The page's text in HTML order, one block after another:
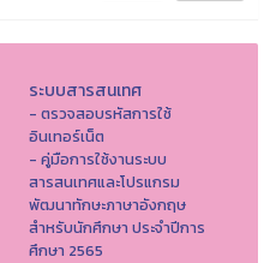
ระบบสารสนเทศ
- ตรวจสอบรหัสการใช้
อินเทอร์เน็ต
- คู่มือการใช้งานระบบ
สารสนเทศและโปรแกรม
พัฒนาทักษะภาษาอังกฤษ
สำหรับนักศึกษา ประจำปีการ
ศึกษา 2565